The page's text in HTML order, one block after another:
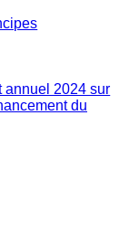
annuel 2024 sur
du